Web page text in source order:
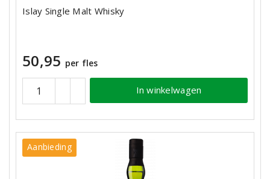
Islay Single Malt Whisky
50,95 per fles
In winkelwagen
Aanbieding